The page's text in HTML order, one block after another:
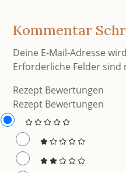
Kommentar
Deine E-Mail-Adresse
Erforderliche Felder
Rezept Bewertungen
Rezept Bewertungen